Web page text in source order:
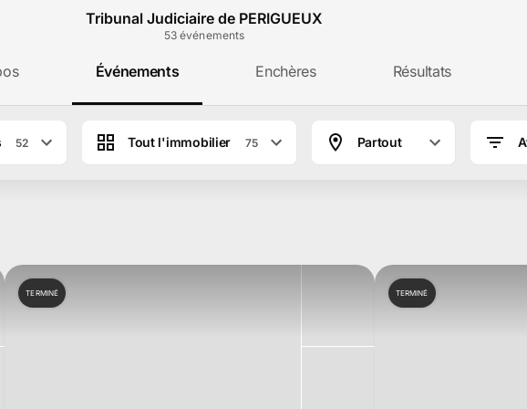
Tribunal Judiciaire de PERIGUEUX
53événements
Événements Enchères Résultats
52 Tout l'immobilier 75 Partout
TERMINÉ TERMINÉ